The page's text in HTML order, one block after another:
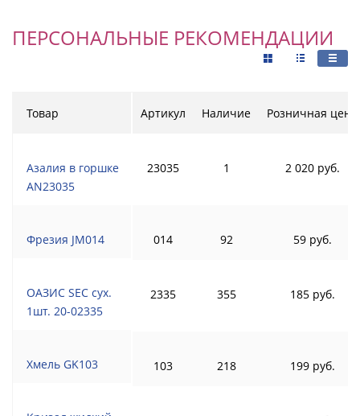
ПЕРСОНАЛЬНЫЕ РЕКОМЕНДАЦИИ
Товар
Азалия в горшке
AN23035
Фрезия JM014
ОАЗИС SEC сух.
1шт. 20-02335
Хмель GK103
Артикул Наличие Розничная цена
23035 1 2 020 руб.
014 92 59 руб.
2335 355 185 руб.
103 218 199 руб.